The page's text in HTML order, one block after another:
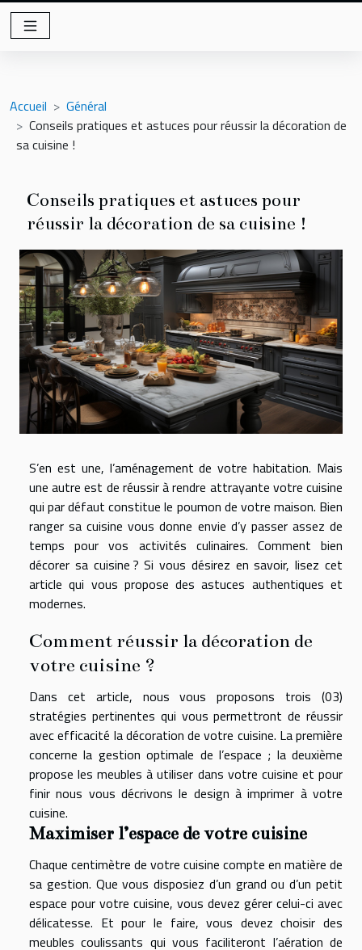
Accueil
Général
Conseils pratiques et astuces pour réussir la décoration de
sa cuisine !
Conseils pratiques et astuces pour
réussir la décoration de sa cuisine !
S’en est une, l’aménagement de votre habitation. Mais
une autre est de réussir à rendre attrayante votre cuisine
qui par défaut constitue le poumon de votre maison. Bien
ranger sa cuisine vous donne envie d’y passer assez de
temps pour vos activités culinaires. Comment bien
décorer sa cuisine ? Si vous désirez en savoir, lisez cet
article qui vous propose des astuces authentiques et
modernes.
Comment réussir la décoration de
votre cuisine ?
Dans cet article, nous vous proposons trois (03)
stratégies pertinentes qui vous permettront de réussir
avec efficacité la décoration de votre cuisine. La première
concerne la gestion optimale de l’espace ; la deuxième
propose les meubles à utiliser dans votre cuisine et pour
finir nous vous décrivons le design à imprimer à votre
cuisine.
Maximiser l’espace de votre cuisine
Chaque centimètre de votre cuisine compte en matière de
sa gestion. Que vous disposiez d’un grand ou d’un petit
espace pour votre cuisine, vous devez gérer celui-ci avec
délicatesse. Et pour le faire, vous devez choisir des
meubles coulissants qui vous faciliteront l’aération de